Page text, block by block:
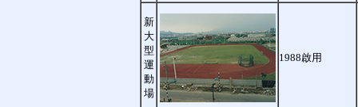
新
大
型
運
動
場
1988啟用